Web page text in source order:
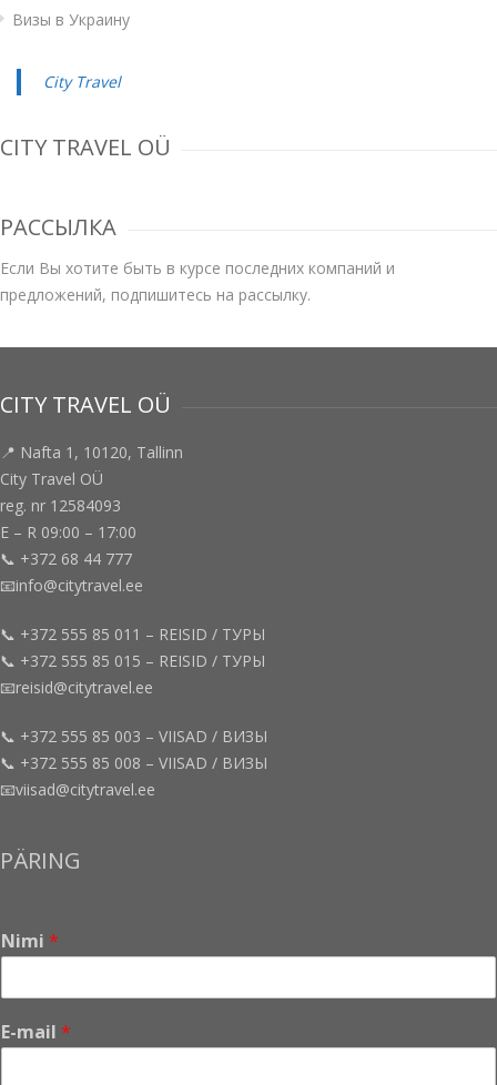
Визы в Украину
City Travel
CITY TRAVEL OÜ
РАССЫЛКА
Если Вы хотите быть в курсе последних компаний и
предложений, подпишитесь на рассылку.
CITY TRAVEL OÜ
📍 Nafta 1, 10120, Tallinn
City Travel OÜ
reg. nr 12584093
E – R 09:00 – 17:00
📞 +372 68 44 777
📧info@citytravel.ee
📞 +372 555 85 011 – REISID / ТУРЫ
📞 +372 555 85 015 – REISID / ТУРЫ
📧reisid@citytravel.ee
📞 +372 555 85 003 – VIISAD / ВИЗЫ
📞 +372 555 85 008 – VIISAD / ВИЗЫ
📧viisad@citytravel.ee
PÄRING
Nimi *
E-mail *